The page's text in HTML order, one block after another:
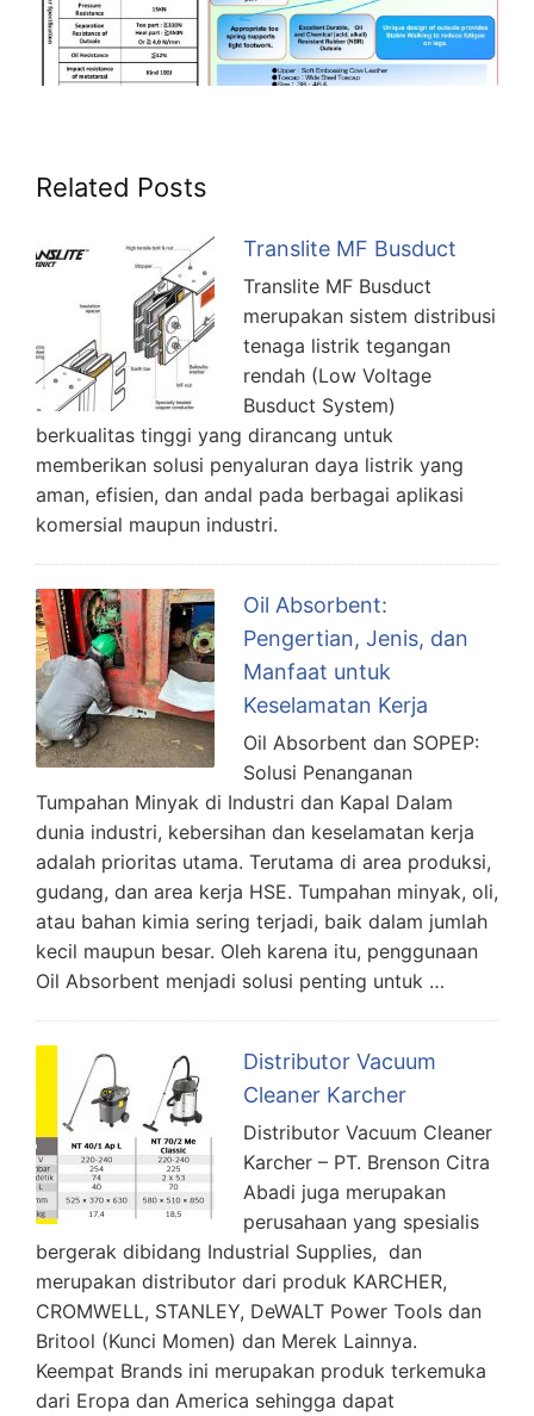
Related Posts
Translite MF Busduct
Translite MF Busduct
merupakan sistem distribusi
tenaga listrik tegangan
rendah (Low Voltage
Busduct System)
berkualitas tinggi yang dirancang untuk
memberikan solusi penyaluran daya listrik yang
aman, efisien, dan andal pada berbagai aplikasi
komersial maupun industri.
Oil Absorbent:
Pengertian, Jenis, dan
Manfaat untuk
Keselamatan Kerja
Oil Absorbent dan SOPEP:
Solusi Penanganan
Tumpahan Minyak di Industri dan Kapal Dalam
dunia industri, kebersihan dan keselamatan kerja
adalah prioritas utama. Terutama di area produksi,
gudang, dan area kerja HSE. Tumpahan minyak, oli,
atau bahan kimia sering terjadi, baik dalam jumlah
kecil maupun besar. Oleh karena itu, penggunaan
Oil Absorbent menjadi solusi penting untuk …
Distributor Vacuum
Cleaner Karcher
Distributor Vacuum Cleaner
Karcher – PT. Brenson Citra
Abadi juga merupakan
perusahaan yang spesialis
bergerak dibidang Industrial Supplies, dan
merupakan distributor dari produk KARCHER,
CROMWELL, STANLEY, DeWALT Power Tools dan
Britool (Kunci Momen) dan Merek Lainnya.
Keempat Brands ini merupakan produk terkemuka
dari Eropa dan America sehingga dapat